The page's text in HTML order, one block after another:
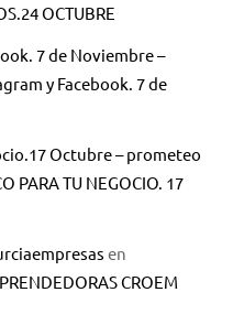
OCTUBRE
7 de Noviembre –
y Facebook. 7 de
Octubre – prometeo
PARA TU NEGOCIO. 17
en
CROEM